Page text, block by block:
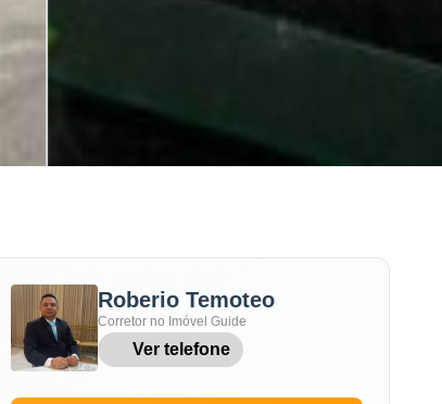
Roberio Temoteo
Corretor no Imóvel Guide
Ver telefone